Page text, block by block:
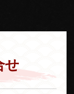
せ